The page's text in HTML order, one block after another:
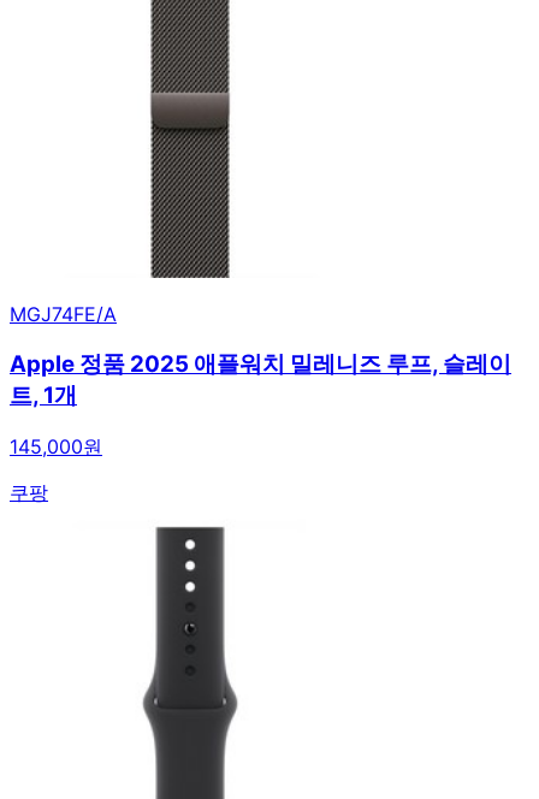
MGJ74FE/A
Apple 정품 2025 애플워치 밀레니즈 루프, 슬레이
트, 1개
145,000원
쿠팡